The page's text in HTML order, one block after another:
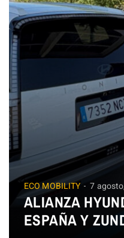
ECO MOBILITY 7
ALIANZA
ESPAÑA Y